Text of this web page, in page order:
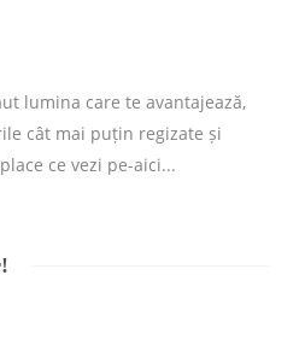
lumina care te avantajează,
cât mai puțin regizate și
ce vezi pe-aici...